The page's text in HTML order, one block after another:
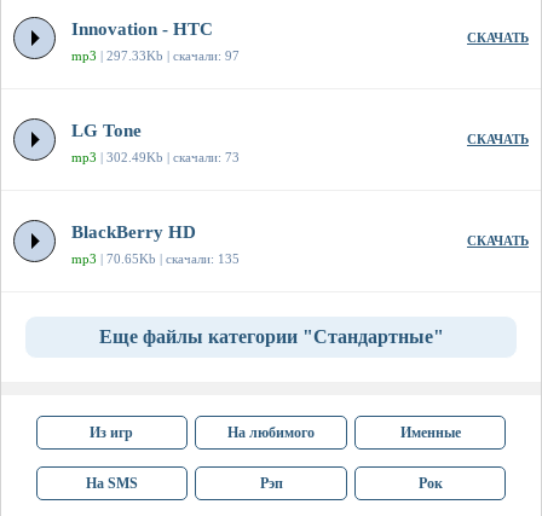
Innovation - HTC
mp3 | 297.33Kb | скачали: 97
СКАЧАТЬ
LG Tone
mp3 | 302.49Kb | скачали: 73
СКАЧАТЬ
BlackBerry HD
mp3 | 70.65Kb | скачали: 135
СКАЧАТЬ
Еще файлы категории "Стандартные"
Из игр На любимого Именные
На SMS Рэп Рок